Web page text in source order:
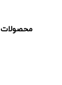
محصولات